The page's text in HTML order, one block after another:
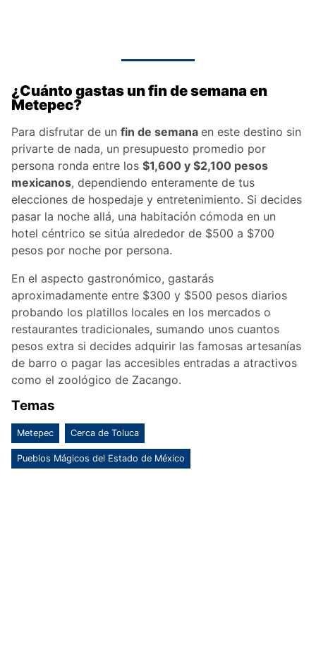
¿Cuánto gastas un fin de semana en
Metepec?
Para disfrutar de un fin de semana en este destino sin
privarte de nada, un presupuesto promedio por
persona ronda entre los $1,600 y $2,100 pesos
mexicanos, dependiendo enteramente de tus
elecciones de hospedaje y entretenimiento. Si decides
pasar la noche allá, una habitación cómoda en un
hotel céntrico se sitúa alrededor de $500 a $700
pesos por noche por persona.
En el aspecto gastronómico, gastarás
aproximadamente entre $300 y $500 pesos diarios
probando los platillos locales en los mercados o
restaurantes tradicionales, sumando unos cuantos
pesos extra si decides adquirir las famosas artesanías
de barro o pagar las accesibles entradas a atractivos
como el zoológico de Zacango.
Temas
Metepec Cerca de Toluca
Pueblos Mágicos del Estado de México